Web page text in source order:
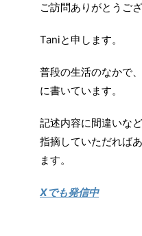
ご訪問ありがとうござ
Taniと申します。
普段の生活のなかで
に書いています。
記述内容に間違いな
指摘していただれば
ます。
Xでも発信中